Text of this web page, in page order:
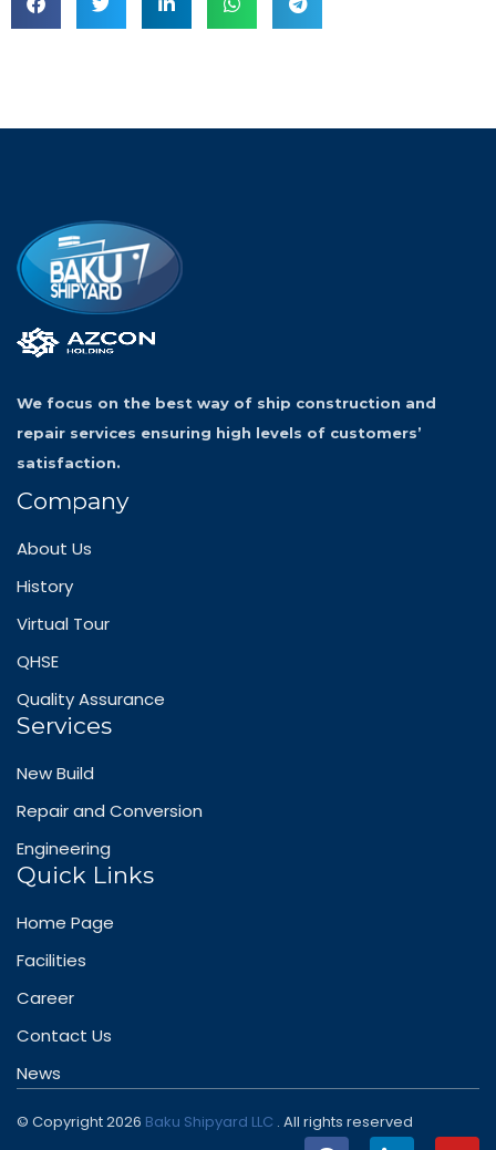
We focus on the best way of ship construction and
repair services ensuring high levels of customers’
satisfaction.
Company
About Us
History
Virtual Tour
QHSE
Quality Assurance
Services
New Build
Repair and Conversion
Engineering
Quick Links
Home Page
Facilities
Career
Contact Us
News
© Copyright 2026 Baku Shipyard LLC . All rights reserved